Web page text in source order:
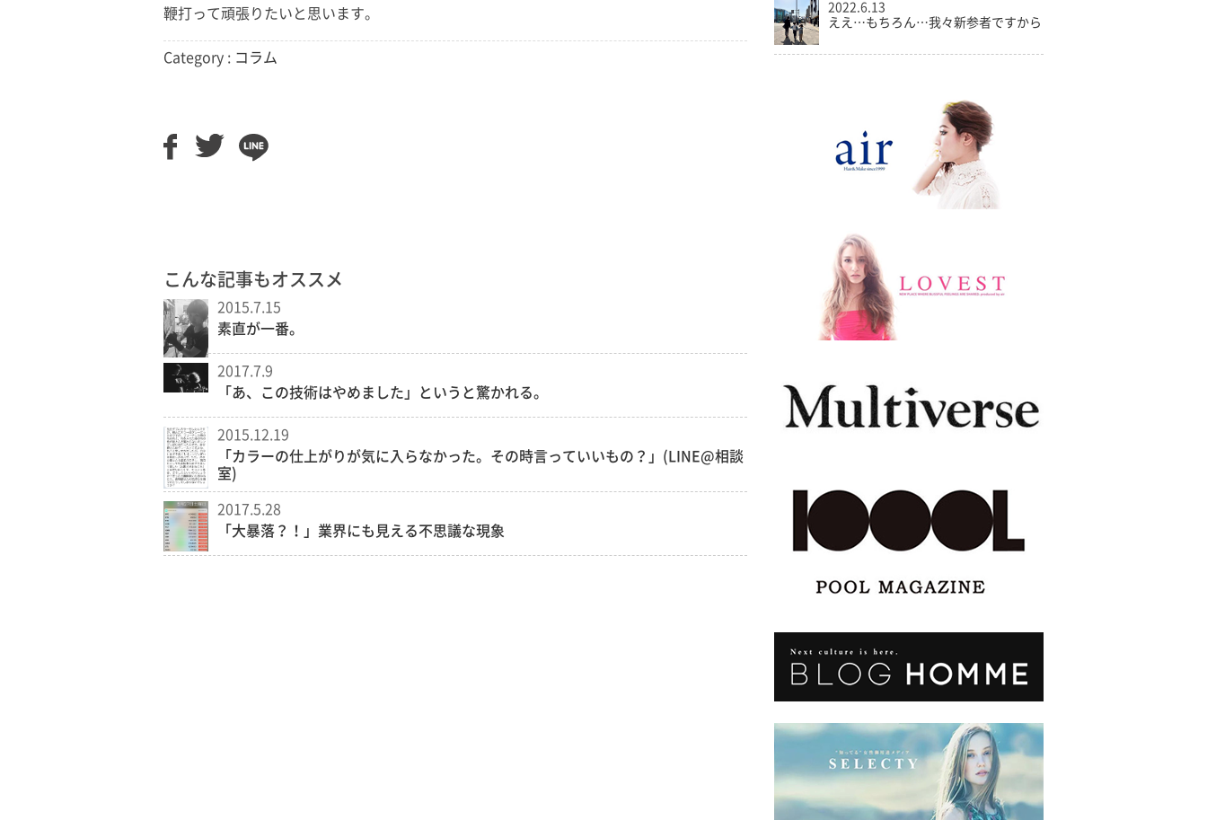
鞭打って頑張りたいと思います。
Category : コラム
こんな記事もオススメ
2015.7.15
素直が一番。
2017.7.9
「あ、この技術はやめました」というと驚かれる。
2015.12.19
「カラーの仕上がりが気に入らなかった。その時言っていいもの？」(LINE@相談
室)
2017.5.28
「大暴落？！」業界にも見える不思議な現象
2022.6.13
ええ…もちろん…我々新参者ですから